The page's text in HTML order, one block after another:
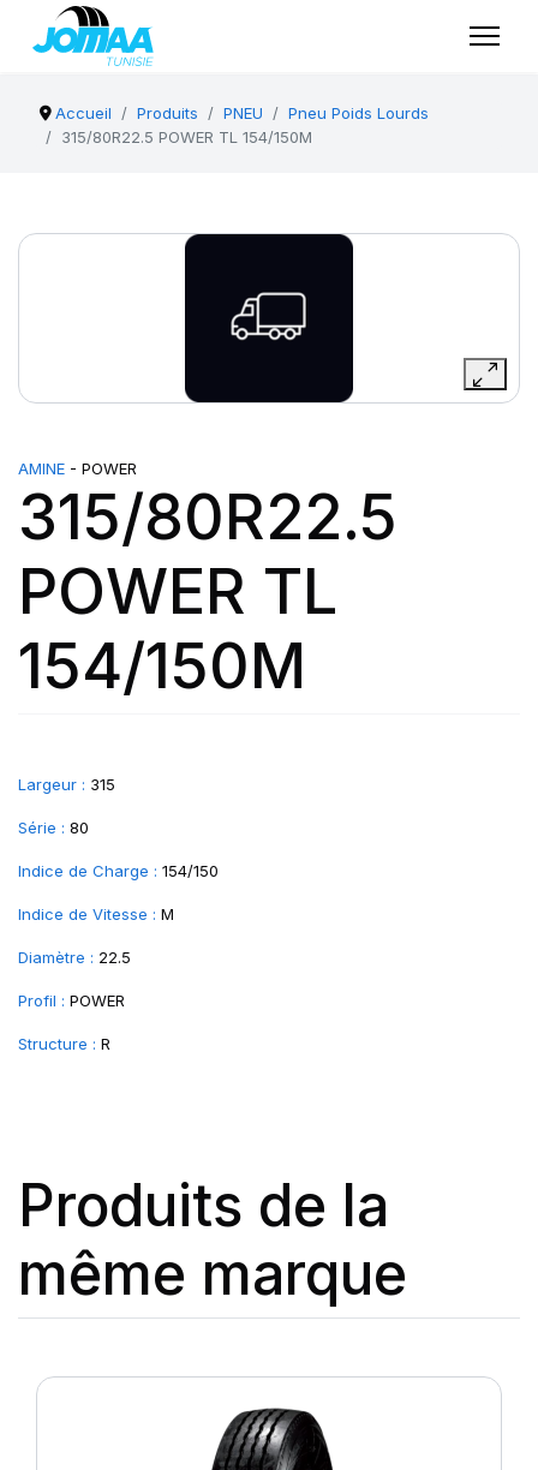
Accueil Produits PNEU
Pneu Poids Lourds
315/80R22.5 POWER TL 154/150M
AMINE - POWER
315/80R22.5
POWER TL
154/150M
Largeur : 315
Série : 80
Indice de Charge : 154/150
Indice de Vitesse : M
Diamètre : 22.5
Profil : POWER
Structure : R
Produits de la
même marque